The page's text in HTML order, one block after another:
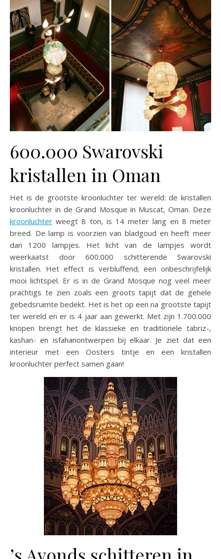
600.000 Swarovski
kristallen in Oman
Het is de grootste kroonluchter ter wereld: de kristallen
kroonluchter in de Grand Mosque in Muscat, Oman. Deze
kroonluchter weegt 8 ton, is 14 meter lang en 8 meter
breed. De lamp is voorzien van bladgoud en heeft meer
dan 1200 lampjes. Het licht van de lampjes wordt
weerkaatst door 600.000 schitterende Swarovski
kristallen. Het effect is verbluffend; een onbeschrijfelijk
mooi lichtspel. Er is in de Grand Mosque nog veel meer
prachtigs te zien zoals een groots tapijt dat de gehele
gebedsruimte bedekt. Het is het op een na grootste tapijt
ter wereld en er is 4 jaar aan gewerkt. Met zijn 1.700.000
knopen brengt het de klassieke en traditionele tabriz-,
kashan- en isfahanontwerpen bij elkaar. Je ziet dat een
interieur met een Oosters tintje en een kristallen
kroonluchter perfect samen gaan!